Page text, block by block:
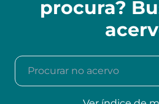
procura?
Procurar no acervo